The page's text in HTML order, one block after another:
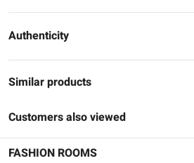
Authenticity
Similar products
Customers also viewed
FASHION ROOMS